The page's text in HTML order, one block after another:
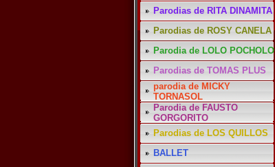
Parodias de RITA DINAMITA
Parodias de ROSY CANELA
Parodia de LOLO POCHOLO
Parodias de TOMAS PLUS
parodia de MICKY
TORNASOL
Parodia de FAUSTO
GORGORITO
Parodias de LOS QUILLOS
BALLET